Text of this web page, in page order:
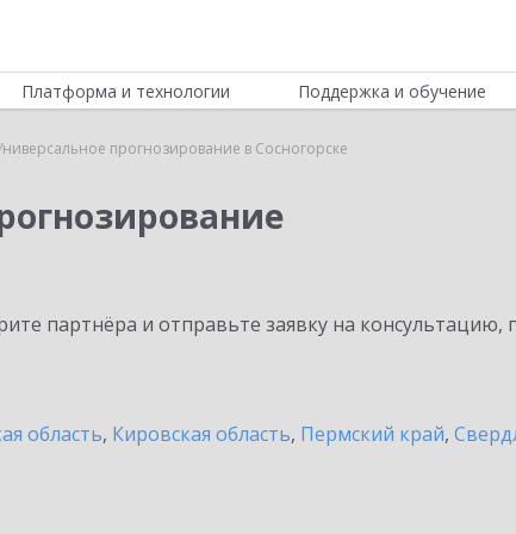
Платформа и технологии Поддержка и обучение
прогнозирование в Сосногорске
партнёра и отправьте заявку на консультацию,
область, Кировская область, Пермский край,